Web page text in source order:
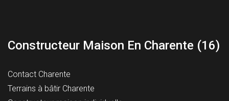
Constructeur Maison En Charente (16)
Contact Charente
Terrains à bâtir Charente